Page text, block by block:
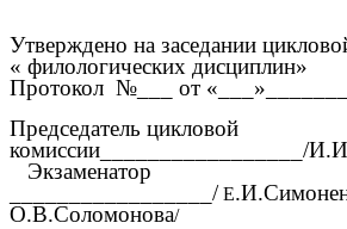
Утверждено на заседании
« филологических дисциплин»
Протокол №___ от
Председатель цикловой
комиссии_________________/
Экзаменатор
_________________/ Е
О.В.Соломонова/